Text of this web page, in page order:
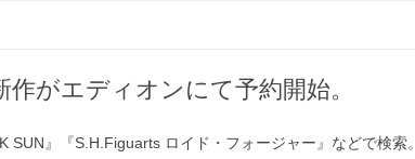
がエディオンにて予約開始。
SUN』『S.H.Figuarts ロイド・フォージャー』などで検索。